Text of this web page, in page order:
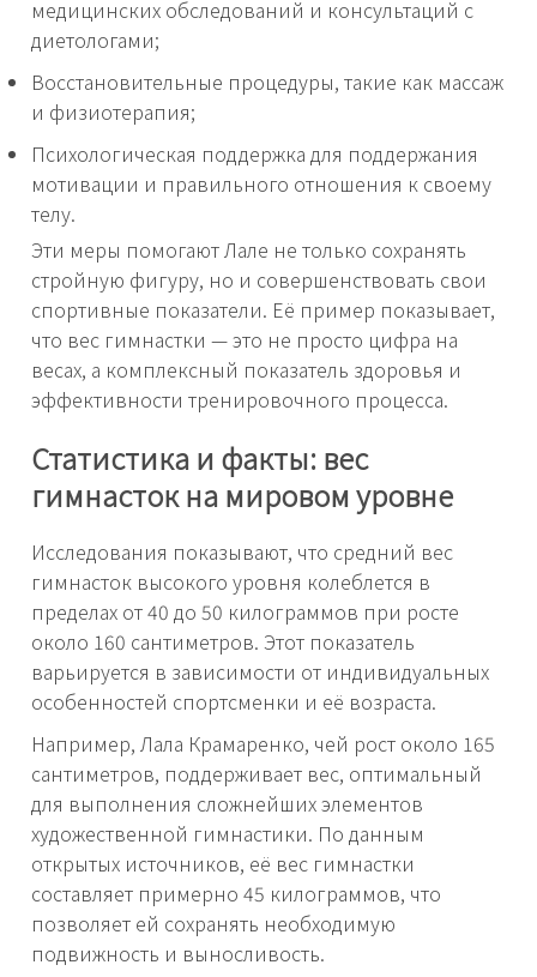
медицинских обследований и консультаций с
диетологами;
Восстановительные процедуры, такие как массаж
и физиотерапия;
Психологическая поддержка для поддержания
мотивации и правильного отношения к своему
телу.
Эти меры помогают Лале не только сохранять
стройную фигуру, но и совершенствовать свои
спортивные показатели. Её пример показывает,
что вес гимнастки — это не просто цифра на
весах, а комплексный показатель здоровья и
эффективности тренировочного процесса.
Статистика и факты: вес
гимнасток на мировом уровне
Исследования показывают, что средний вес
гимнасток высокого уровня колеблется в
пределах от 40 до 50 килограммов при росте
около 160 сантиметров. Этот показатель
варьируется в зависимости от индивидуальных
особенностей спортсменки и её возраста.
Например, Лала Крамаренко, чей рост около 165
сантиметров, поддерживает вес, оптимальный
для выполнения сложнейших элементов
художественной гимнастики. По данным
открытых источников, её вес гимнастки
составляет примерно 45 килограммов, что
позволяет ей сохранять необходимую
подвижность и выносливость.